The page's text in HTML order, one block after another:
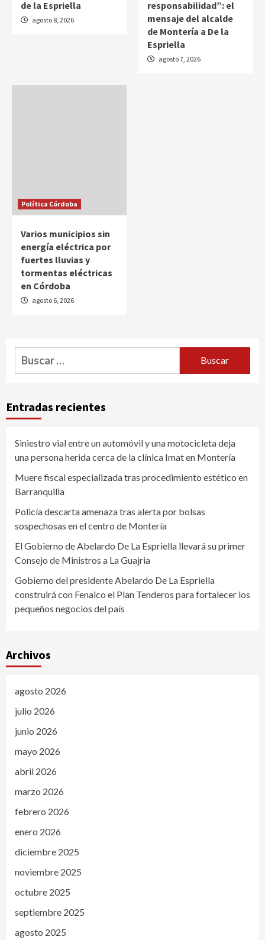
de la Espriella
agosto 8, 2026
responsabilidad”: el
mensaje del alcalde
de Montería a De la
Espriella
agosto 7, 2026
Política Córdoba
Varios municipios sin
energía eléctrica por
fuertes lluvias y
tormentas eléctricas
en Córdoba
agosto 6, 2026
Buscar:
Entradas recientes
Siniestro vial entre un automóvil y una motocicleta deja
una persona herida cerca de la clínica Imat en Montería
Muere fiscal especializada tras procedimiento estético en
Barranquilla
Policía descarta amenaza tras alerta por bolsas
sospechosas en el centro de Montería
El Gobierno de Abelardo De La Espriella llevará su primer
Consejo de Ministros a La Guajria
Gobierno del presidente Abelardo De La Espriella
construirá con Fenalco el Plan Tenderos para fortalecer los
pequeños negocios del país
Archivos
agosto 2026
julio 2026
junio 2026
mayo 2026
abril 2026
marzo 2026
febrero 2026
enero 2026
diciembre 2025
noviembre 2025
octubre 2025
septiembre 2025
agosto 2025